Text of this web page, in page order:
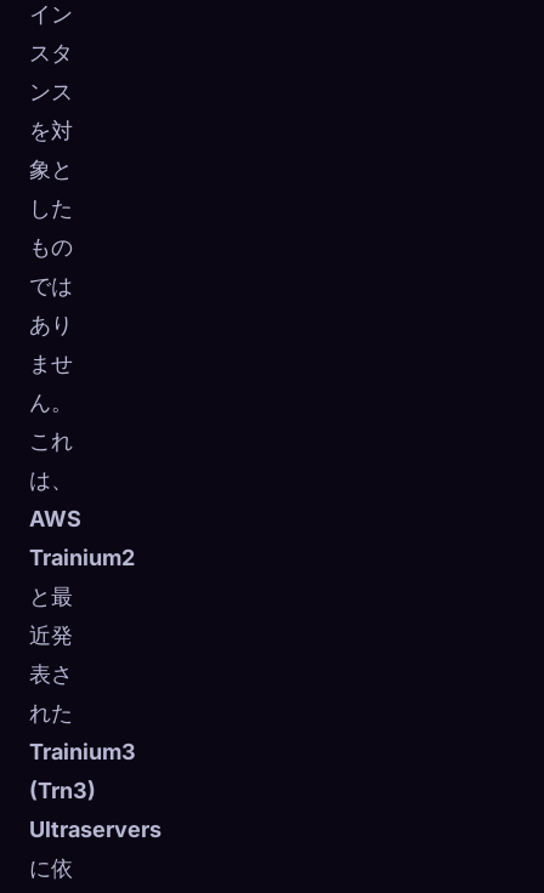
イン
スタ
ンス
を対
象と
した
もの
では
あり
ませ
ん。
これ
は、
AWS
Trainium2
と最
近発
表さ
れた
Trainium3
(Trn3)
Ultraservers
に依